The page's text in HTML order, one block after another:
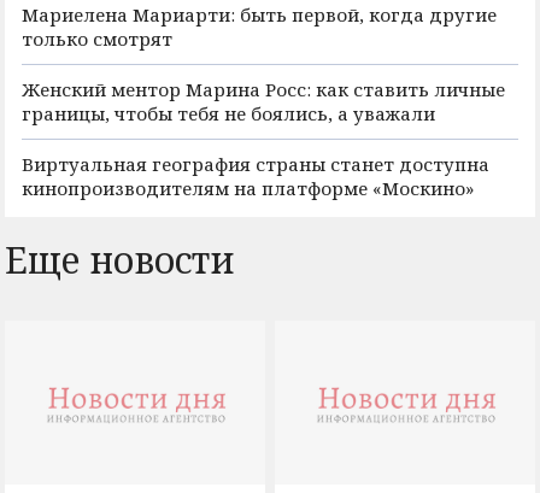
Мариелена Мариарти: быть первой, когда другие
только смотрят
Женский ментор Марина Росс: как ставить личные
границы, чтобы тебя не боялись, а уважали
Виртуальная география страны станет доступна
кинопроизводителям на платформе «Москино»
Еще новости